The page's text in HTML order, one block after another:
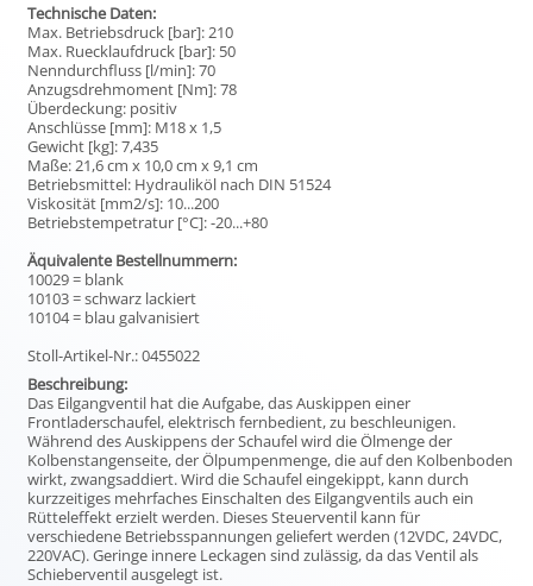
Technische Daten:
Max. Betriebsdruck [bar]: 210
Max. Ruecklaufdruck [bar]: 50
Nenndurchfluss [l/min]: 70
Anzugsdrehmoment [Nm]: 78
Überdeckung: positiv
Anschlüsse [mm]: M18 x 1,5
Gewicht [kg]: 7,435
Maße: 21,6 cm x 10,0 cm x 9,1 cm
Betriebsmittel: Hydrauliköl nach DIN 51524
Viskosität [mm2/s]: 10...200
Betriebstempetratur [°C]: -20...+80
Äquivalente Bestellnummern:
10029 = blank
10103 = schwarz lackiert
10104 = blau galvanisiert
Stoll-Artikel-Nr.: 0455022
Beschreibung:
Das Eilgangventil hat die Aufgabe, das Auskippen einer
Frontladerschaufel, elektrisch fernbedient, zu beschleunigen.
Während des Auskippens der Schaufel wird die Ölmenge der
Kolbenstangenseite, der Ölpumpenmenge, die auf den Kolbenboden
wirkt, zwangsaddiert. Wird die Schaufel eingekippt, kann durch
kurzzeitiges mehrfaches Einschalten des Eilgangventils auch ein
Rütteleffekt erzielt werden. Dieses Steuerventil kann für
verschiedene Betriebsspannungen geliefert werden (12VDC, 24VDC,
220VAC). Geringe innere Leckagen sind zulässig, da das Ventil als
Schieberventil ausgelegt ist.